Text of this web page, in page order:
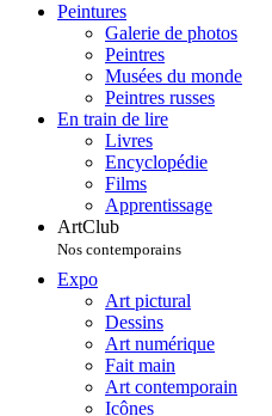
Peintures
Galerie de photos
Peintres
Musées du monde
Peintres russes
En train de lire
Livres
Encyclopédie
Films
Apprentissage
ArtClub
Nos contemporains
Expo
Art pictural
Dessins
Art numérique
Fait main
Art contemporain
Icônes